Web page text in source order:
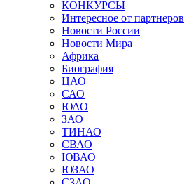
КОНКУРСЫ
Интересное от партнеров
Новости России
Новости Мира
Африка
Биография
ЦАО
САО
ЮАО
ЗАО
ТИНАО
СВАО
ЮВАО
ЮЗАО